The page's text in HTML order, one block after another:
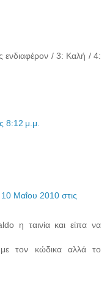
/ 3: Καλή / 4:
8:12 μ.μ.
10 Μαΐου 2010 στις
η ταινία και είπα να
τον κώδικα αλλά το